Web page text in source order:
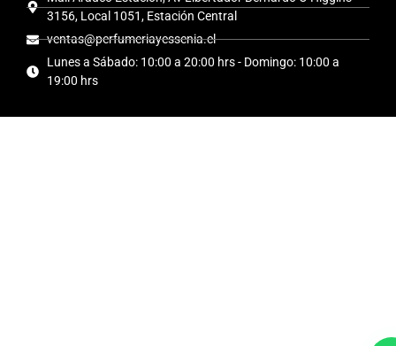
3156, Local 1051, Estación Central
ventas@perfumeriayessenia.cl
Lunes a Sábado: 10:00 a 20:00 hrs - Domingo: 10:00 a
19:00 hrs